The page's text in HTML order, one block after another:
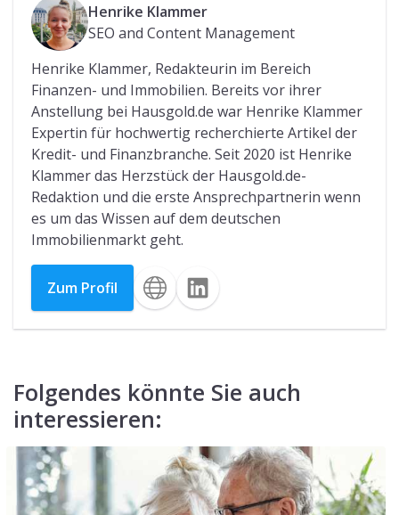
Henrike Klammer
SEO and Content Management
Henrike Klammer, Redakteurin im Bereich
Finanzen- und Immobilien. Bereits vor ihrer
Anstellung bei Hausgold.de war Henrike Klammer
Expertin für hochwertig recherchierte Artikel der
Kredit- und Finanzbranche. Seit 2020 ist Henrike
Klammer das Herzstück der Hausgold.de-
Redaktion und die erste Ansprechpartnerin wenn
es um das Wissen auf dem deutschen
Immobilienmarkt geht.
Zum Profil
Folgendes könnte Sie auch
interessieren: